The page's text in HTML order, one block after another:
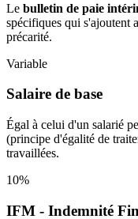
Le bulletin de paie
spécifiques qui s'ajoutent
précarité.
Variable
Salaire de base
Égal à celui d'un salarié
(principe d'égalité de
travaillées.
10%
IFM - Indemnité